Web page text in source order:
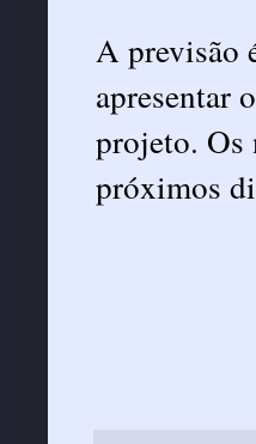
A previsão
apresentar
projeto. Os
próximos